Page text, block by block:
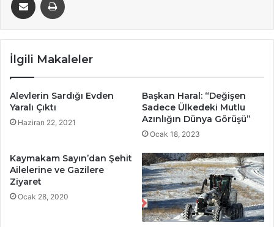
İlgili Makaleler
Alevlerin Sardığı Evden
Yaralı Çıktı
Haziran 22, 2021
Başkan Haral: “Değişen
Sadece Ülkedeki Mutlu
Azınlığın Dünya Görüşü”
Ocak 18, 2023
Kaymakam Sayın’dan Şehit
Ailelerine ve Gazilere
Ziyaret
Ocak 28, 2020